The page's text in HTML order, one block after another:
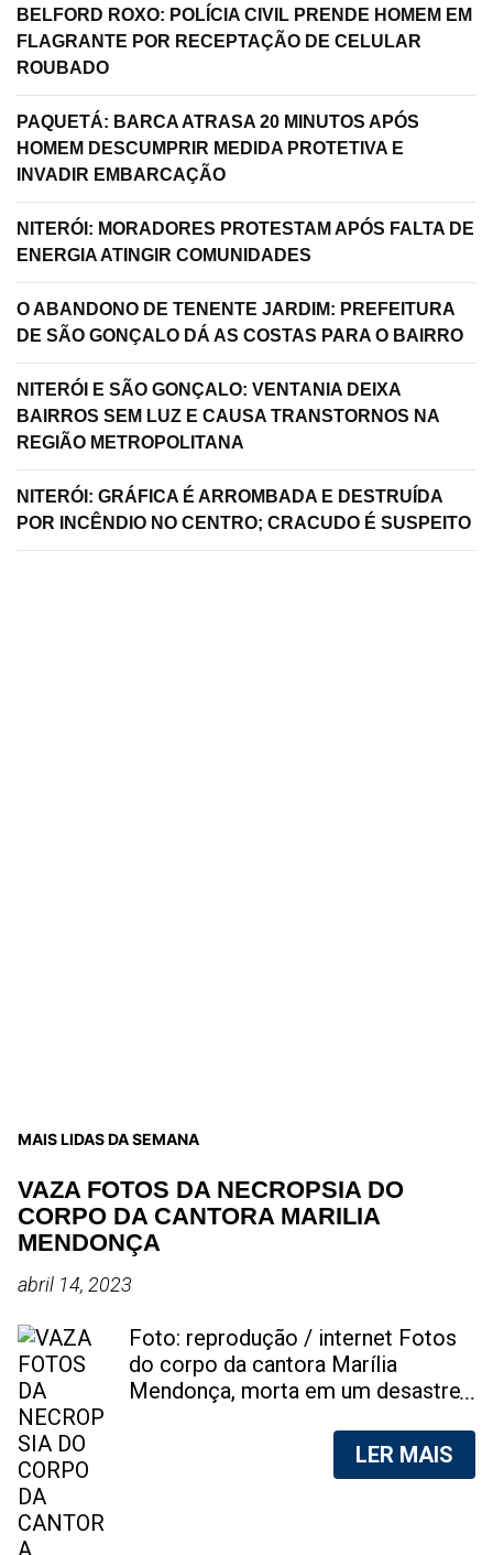
BELFORD ROXO: POLÍCIA CIVIL PRENDE HOMEM EM
FLAGRANTE POR RECEPTAÇÃO DE CELULAR
ROUBADO
PAQUETÁ: BARCA ATRASA 20 MINUTOS APÓS
HOMEM DESCUMPRIR MEDIDA PROTETIVA E
INVADIR EMBARCAÇÃO
NITERÓI: MORADORES PROTESTAM APÓS FALTA DE
ENERGIA ATINGIR COMUNIDADES
O ABANDONO DE TENENTE JARDIM: PREFEITURA
DE SÃO GONÇALO DÁ AS COSTAS PARA O BAIRRO
NITERÓI E SÃO GONÇALO: VENTANIA DEIXA
BAIRROS SEM LUZ E CAUSA TRANSTORNOS NA
REGIÃO METROPOLITANA
NITERÓI: GRÁFICA É ARROMBADA E DESTRUÍDA
POR INCÊNDIO NO CENTRO; CRACUDO É SUSPEITO
MAIS LIDAS DA SEMANA
VAZA FOTOS DA NECROPSIA DO
CORPO DA CANTORA MARILIA
MENDONÇA
abril 14, 2023
Foto: reprodução / internet Fotos
do corpo da cantora Marília
Mendonça, morta em um desastre
foram vazadas na internet. A
divulgação de fotos do corpo de
LER MAIS